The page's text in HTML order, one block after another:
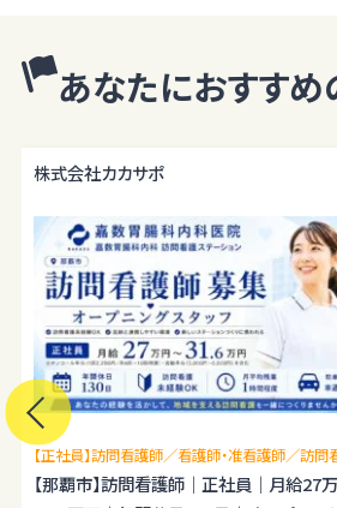
とはありません。
当サイトにおけるユーザーへのサービスの
報の提供
属性情報･端末情報・位置情報・行動履歴等
等の配信・表示、本サービスの提供E. 本サ
スの開発・マーケティング活動
本サービスに関するご意見、お問い合わせの
個人情報の第三者へ
当社は、原則として、ユーザー本人の同意
に提供しません。提供先・提供情報内容を特
同意を得た場合に限り提供します。
提供する個人情報の項目ユーザーから取得
歴ほか、閲覧・検索・ブックマーク等あらゆ
あなたにおすす
株式会社カカサポ
【正社員】訪問看護師／看護師・准看護師／訪問
経験OK／月平均残業1時間程度／駐車場あり
【那覇市】訪問看護師｜正社員｜月給27